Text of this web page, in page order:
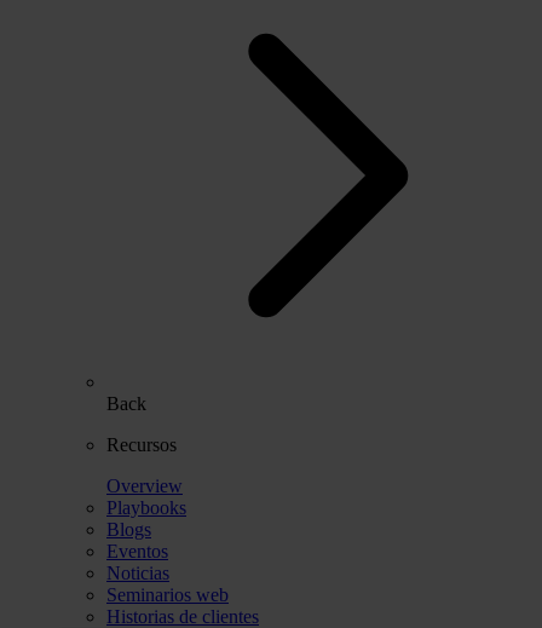
Back
Recursos
Overview
Playbooks
Blogs
Eventos
Noticias
Seminarios web
Historias de clientes